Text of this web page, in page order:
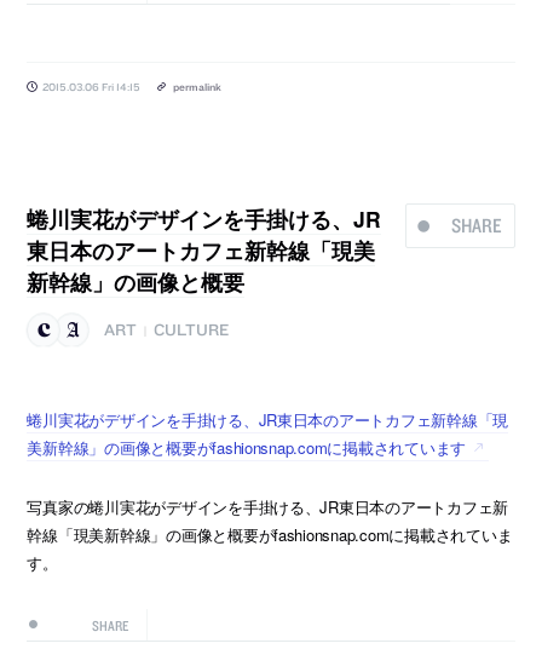
2015.03.06 Fri 14:15 permalink
SHARE
蜷川実花がデザインを手掛ける、JR
東日本のアートカフェ新幹線「現美
新幹線」の画像と概要
ART CULTURE
蜷川実花がデザインを手掛ける、JR東日本のアートカフェ新幹線「現
美新幹線」の画像と概要がfashionsnap.comに掲載されています
写真家の蜷川実花がデザインを手掛ける、JR東日本のアートカフェ新
幹線「現美新幹線」の画像と概要がfashionsnap.comに掲載されていま
す。
SHARE